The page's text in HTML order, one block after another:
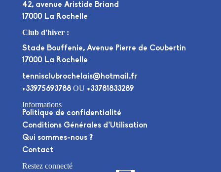
42, avenue Aristide Briand
17000 La Rochelle
Club d'hiver :
Stade Bouffenie, Avenue Pierre de Coubertin
17000 La Rochelle
tennisclubrochelais@hotmail.fr
+33975693788OU +33781833289
Informations
Politique de confidentialité
Conditions Générales d’Utilisation
Qui sommes-nous ?
Contact
Restez connecté